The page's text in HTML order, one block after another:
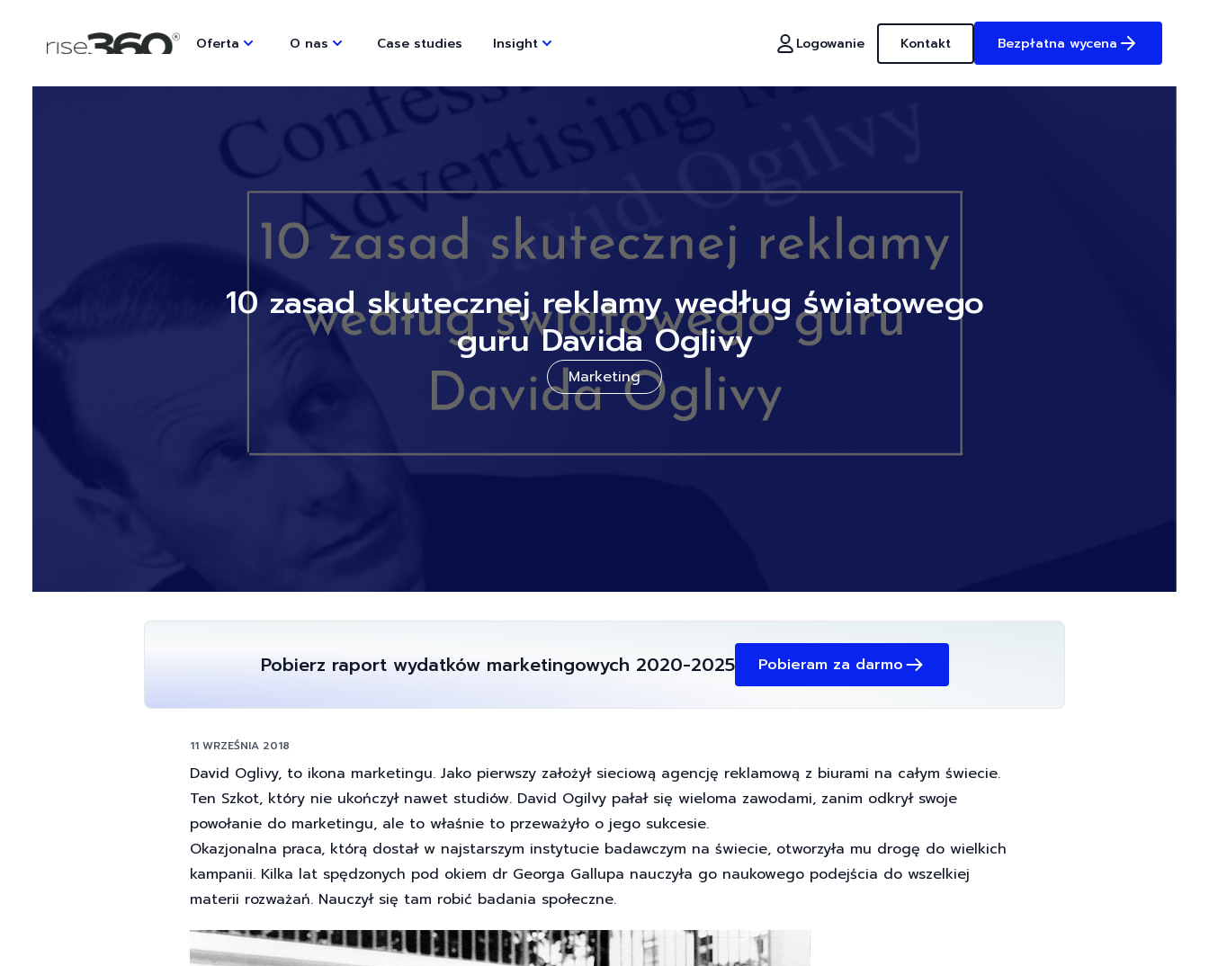
Oferta O nas Case studies Insight Logowanie Kontakt Bezpłatna wycena
10 zasad skutecznej reklamy według światowego
guru Davida Oglivy
Marketing
Pobierz raport wydatków marketingowych 2020-2025 Pobieram za darmo
11 WRZEŚNIA 2018
David Oglivy, to ikona marketingu. Jako pierwszy założył sieciową agencję reklamową z biurami na całym świecie.
Ten Szkot, który nie ukończył nawet studiów. David Ogilvy pałał się wieloma zawodami, zanim odkrył swoje
powołanie do marketingu, ale to właśnie to przeważyło o jego sukcesie.
Okazjonalna praca, którą dostał w najstarszym instytucie badawczym na świecie, otworzyła mu drogę do wielkich
kampanii. Kilka lat spędzonych pod okiem dr Georga Gallupa nauczyła go naukowego podejścia do wszelkiej
materii rozważań. Nauczył się tam robić badania społeczne.